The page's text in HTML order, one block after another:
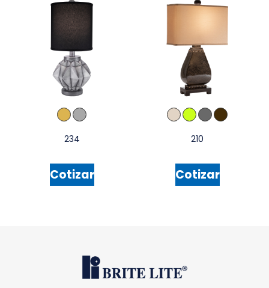
234
Cotizar
210
Cotizar